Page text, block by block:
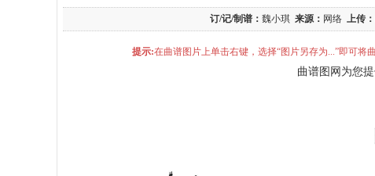
订/记/制谱： 魏小琪 来源： 网络 上传：
提示:在曲谱图片上单击右键，选择“图片另存为...”即可将
曲谱图网为您